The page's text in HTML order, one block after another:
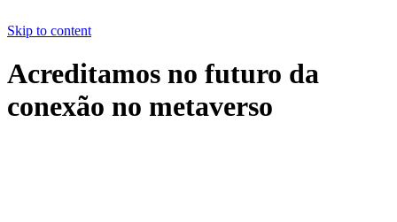
Skip to content
Acreditamos no futuro da
conexão no metaverso